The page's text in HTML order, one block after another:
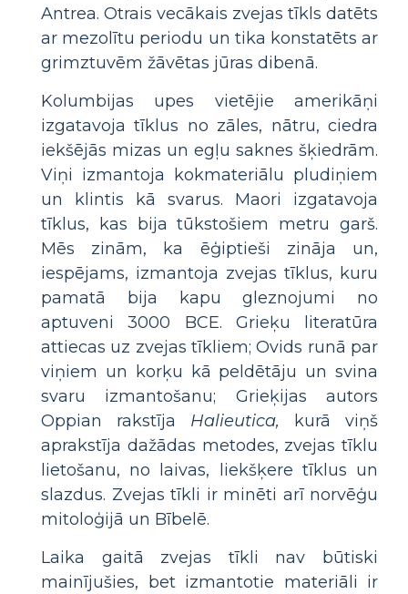
Antrea. Otrais vecākais zvejas tīkls datēts
ar mezolītu periodu un tika konstatēts ar
grimztuvēm žāvētas jūras dibenā.
Kolumbijas upes vietējie amerikāņi
izgatavoja tīklus no zāles, nātru, ciedra
iekšējās mizas un egļu saknes šķiedrām.
Viņi izmantoja kokmateriālu pludiņiem
un klintis kā svarus. Maori izgatavoja
tīklus, kas bija tūkstošiem metru garš.
Mēs zinām, ka ēģiptieši zināja un,
iespējams, izmantoja zvejas tīklus, kuru
pamatā bija kapu gleznojumi no
aptuveni 3000 BCE. Grieķu literatūra
attiecas uz zvejas tīkliem; Ovids runā par
viņiem un korķu kā peldētāju un svina
svaru izmantošanu; Grieķijas autors
Oppian rakstīja Halieutica, kurā viņš
aprakstīja dažādas metodes, zvejas tīklu
lietošanu, no laivas, liekšķere tīklus un
slazdus. Zvejas tīkli ir minēti arī norvēģu
mitoloģijā un Bībelē.
Laika gaitā zvejas tīkli nav būtiski
mainījušies, bet izmantotie materiāli ir